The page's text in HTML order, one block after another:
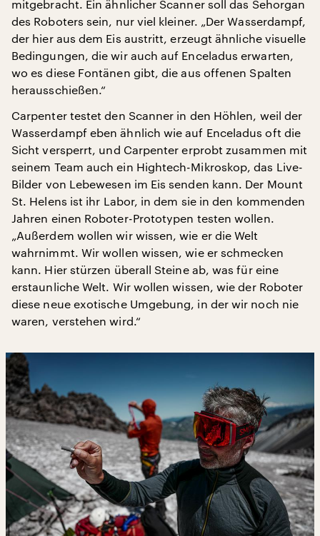
mitgebracht. Ein ähnlicher Scanner soll das Sehorgan
des Roboters sein, nur viel kleiner. „Der Wasserdampf,
der hier aus dem Eis austritt, erzeugt ähnliche visuelle
Bedingungen, die wir auch auf Enceladus erwarten,
wo es diese Fontänen gibt, die aus offenen Spalten
herausschießen.“
Carpenter testet den Scanner in den Höhlen, weil der
Wasserdampf eben ähnlich wie auf Enceladus oft die
Sicht versperrt, und Carpenter erprobt zusammen mit
seinem Team auch ein Hightech-Mikroskop, das Live-
Bilder von Lebewesen im Eis senden kann. Der Mount
St. Helens ist ihr Labor, in dem sie in den kommenden
Jahren einen Roboter-Prototypen testen wollen.
„Außerdem wollen wir wissen, wie er die Welt
wahrnimmt. Wir wollen wissen, wie er schmecken
kann. Hier stürzen überall Steine ab, was für eine
erstaunliche Welt. Wir wollen wissen, wie der Roboter
diese neue exotische Umgebung, in der wir noch nie
waren, verstehen wird.“